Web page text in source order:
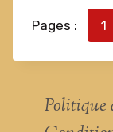
Pages : 1
Politique